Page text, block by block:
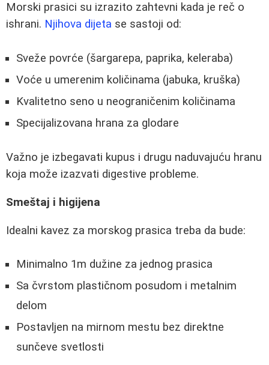
Morski prasici su izrazito zahtevni kada je reč o
ishrani. Njihova dijeta se sastoji od:
Sveže povrće (šargarepa, paprika, keleraba)
Voće u umerenim količinama (jabuka, kruška)
Kvalitetno seno u neograničenim količinama
Specijalizovana hrana za glodare
Važno je izbegavati kupus i drugu naduvajuću hranu
koja može izazvati digestive probleme.
Smeštaj i higijena
Idealni kavez za morskog prasica treba da bude:
Minimalno 1m dužine za jednog prasica
Sa čvrstom plastičnom posudom i metalnim
delom
Postavljen na mirnom mestu bez direktne
sunčeve svetlosti